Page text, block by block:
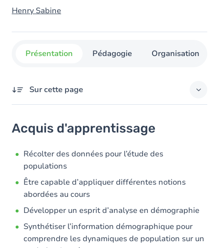
Henry Sabine
Présentation Pédagogie Organisation
Sur cette page
Objectifs
Contenu
Exercices
Acquis d'apprentissage
Récolter des données pour l’étude des
populations
Être capable d’appliquer différentes notions
abordées au cours
Développer un esprit d’analyse en démographie
Synthétiser l’information démographique pour
comprendre les dynamiques de population sur un